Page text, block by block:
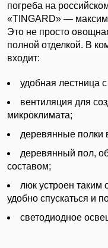
погреба на
«TINGARD» —
Это не просто
полной отделкой. В
входит:
удобная лестница
вентиляция для
микроклимата;
деревянные полки
деревянный пол,
составом;
люк устроен таким
удобно спускаться и
светодиодное